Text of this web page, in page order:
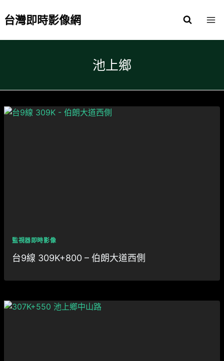
to台灣即時影像網
池上鄉
監視器即時影像
台9線 309K+800 – 伯朗大道西側